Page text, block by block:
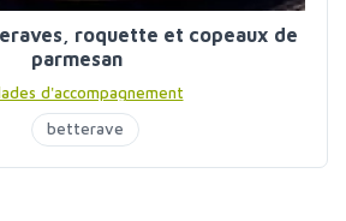
roquette et copeaux de
parmesan
d'accompagnement
betterave